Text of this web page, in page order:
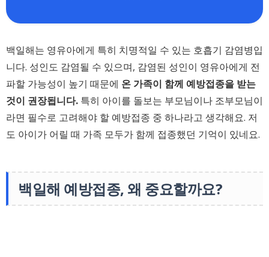
백일해는 영유아에게 특히 치명적일 수 있는 호흡기 감염병입
니다. 성인도 감염될 수 있으며, 감염된 성인이 영유아에게 전
파할 가능성이 높기 때문에 온 가족이 함께 예방접종을 받는
것이 권장됩니다. 특히 아이를 돌보는 부모님이나 조부모님이
라면 필수로 고려해야 할 예방접종 중 하나라고 생각해요. 저
도 아이가 어릴 때 가족 모두가 함께 접종했던 기억이 있네요.
백일해 예방접종, 왜 중요할까요?